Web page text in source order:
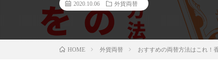
2020.10.06 外貨両替
HOME 外貨両替 おすすめの両替方法はこれ！